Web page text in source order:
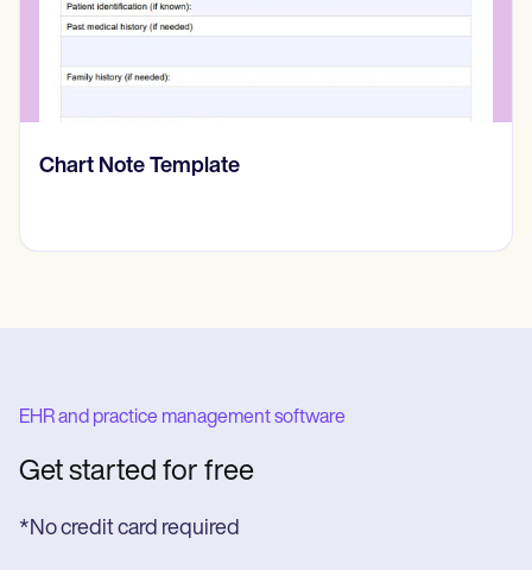
Chart Note Template
EHR and practice management software
Get started for free
*No credit card required